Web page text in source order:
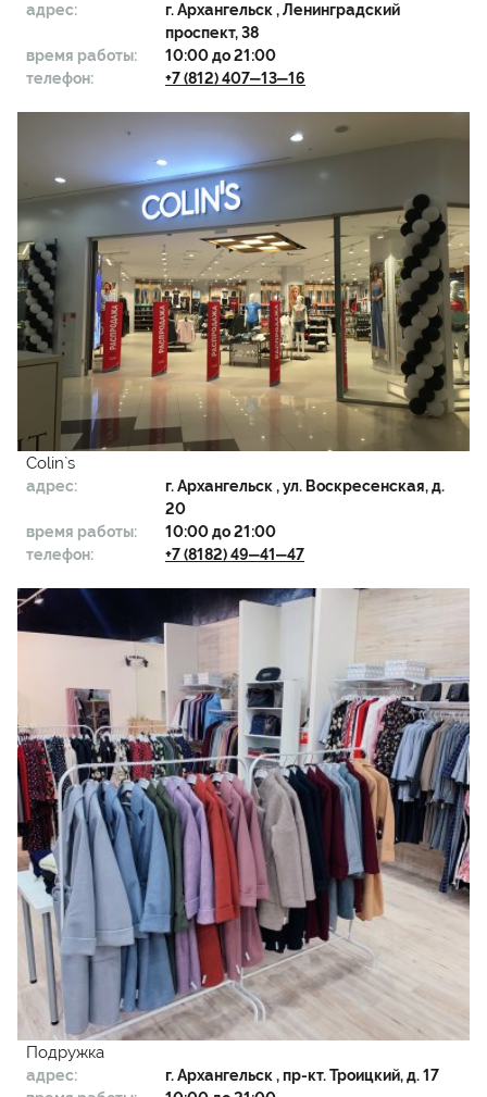
адрес: г.Архангельск, Ленинградский
проспект, 38
время работы:
10:00 до 21:00
телефон:
+7 (812) 407‒13‒16
Colin`s
адрес: г.Архангельск, ул. Воскресенская, д.
20
время работы:
10:00 до 21:00
телефон:
+7 (8182) 49‒41‒47
Подружка
адрес: г.Архангельск, пр-кт. Троицкий, д. 17